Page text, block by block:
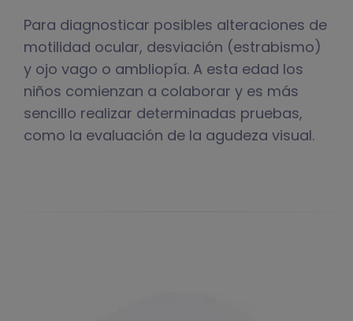
Para diagnosticar posibles alteraciones de
motilidad ocular, desviación (estrabismo)
y ojo vago o ambliopía. A esta edad los
niños comienzan a colaborar y es más
sencillo realizar determinadas pruebas,
como la evaluación de la agudeza visual.